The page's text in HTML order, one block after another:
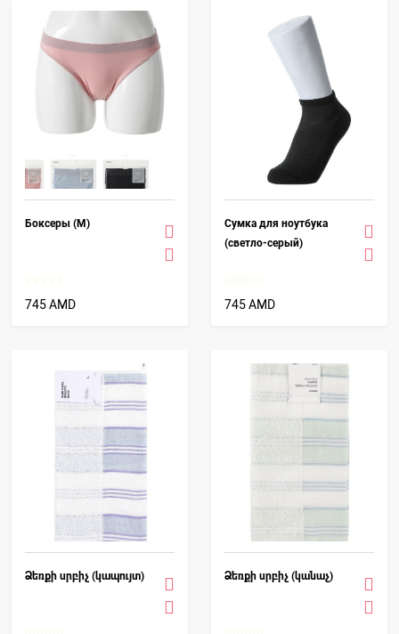
Боксеры (M)
745 AMD
Сумка для ноутбука
(светло-серый)
745 AMD
Ձեռքի սրբիչ (կապույտ) Ձեռքի սրբիչ (կանաչ)